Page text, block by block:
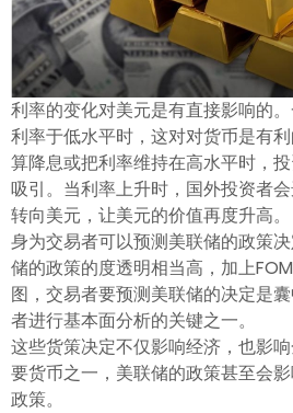
利率的变化对美元是有直接影响的
利率于低水平时，这对对货币是有
算降息或把利率维持在高水平时，
吸引。当利率上升时，国外投资者
转向美元，让美元的价值再度升高。
身为交易者可以预测美联储的政策
储的政策的度透明相当高，加上
图，交易者要预测美联储的决定是
者进行基本面分析的关键之一。
这些货策决定不仅影响经济，也影
要货币之一，美联储的政策甚至会
政策。